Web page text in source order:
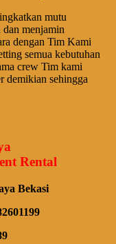
mutu
menjamin
dengan Tim Kami
semua kebutuhan
crew Tim kami
demikian sehingga
Rental
Bekasi